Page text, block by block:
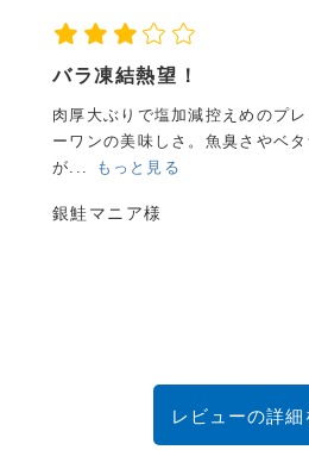
鯖、イワシ等は缶詰めでありがち
った為、鮭を探していたらこの
購...もっと見る
レビューの詳細